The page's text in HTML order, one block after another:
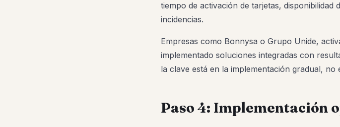
tiempo de activación de tarjetas, disponibilidad
incidencias.
Empresas como Bonnysa o Grupo Unide,
implementado soluciones integradas con
la clave está en la implementación gradual, no
Paso 4: Implementación